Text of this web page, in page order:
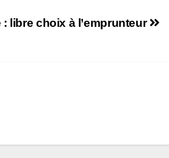
libre choix à l’emprunteur